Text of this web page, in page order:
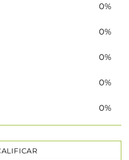
0%
0%
0%
0%
0%